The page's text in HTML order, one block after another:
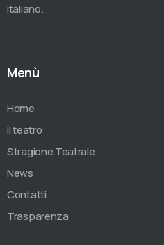
italiano.
Menù
Home
Il teatro
Stragione Teatrale
News
Contatti
Trasparenza